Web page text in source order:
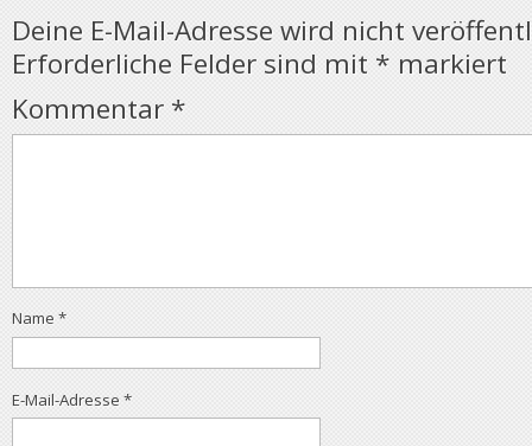
Deine E-Mail-Adresse wird nicht
Erforderliche Felder sind mit * markiert
Kommentar *
Name *
E-Mail-Adresse *